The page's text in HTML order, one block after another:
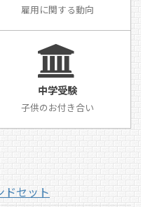
雇用に関する動向
中学受験
子供のお付き合い
ドセット